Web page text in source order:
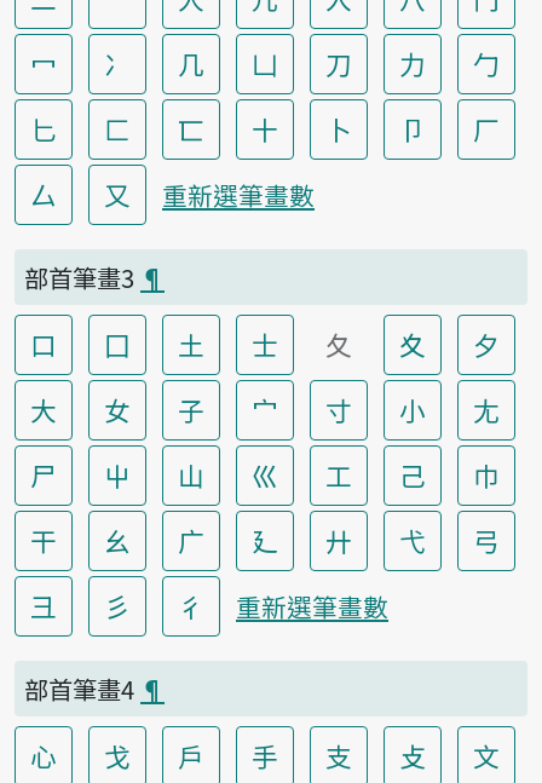
冖
冫 几 凵 刀 力
勹
匕
匚 匸 十 卜 卩
厂
厶
又 重新選筆畫數
部首筆畫3 ¶
口 囗 土 士 夂 夊
夕
大
女 子 宀 寸 小
尢
尸
屮 山 巛 工 己
巾
干
幺 广 廴 廾 弋
弓
彐
彡 彳 重新選筆畫數
部首筆畫4 ¶
心 戈 戶 手 支 攴
文